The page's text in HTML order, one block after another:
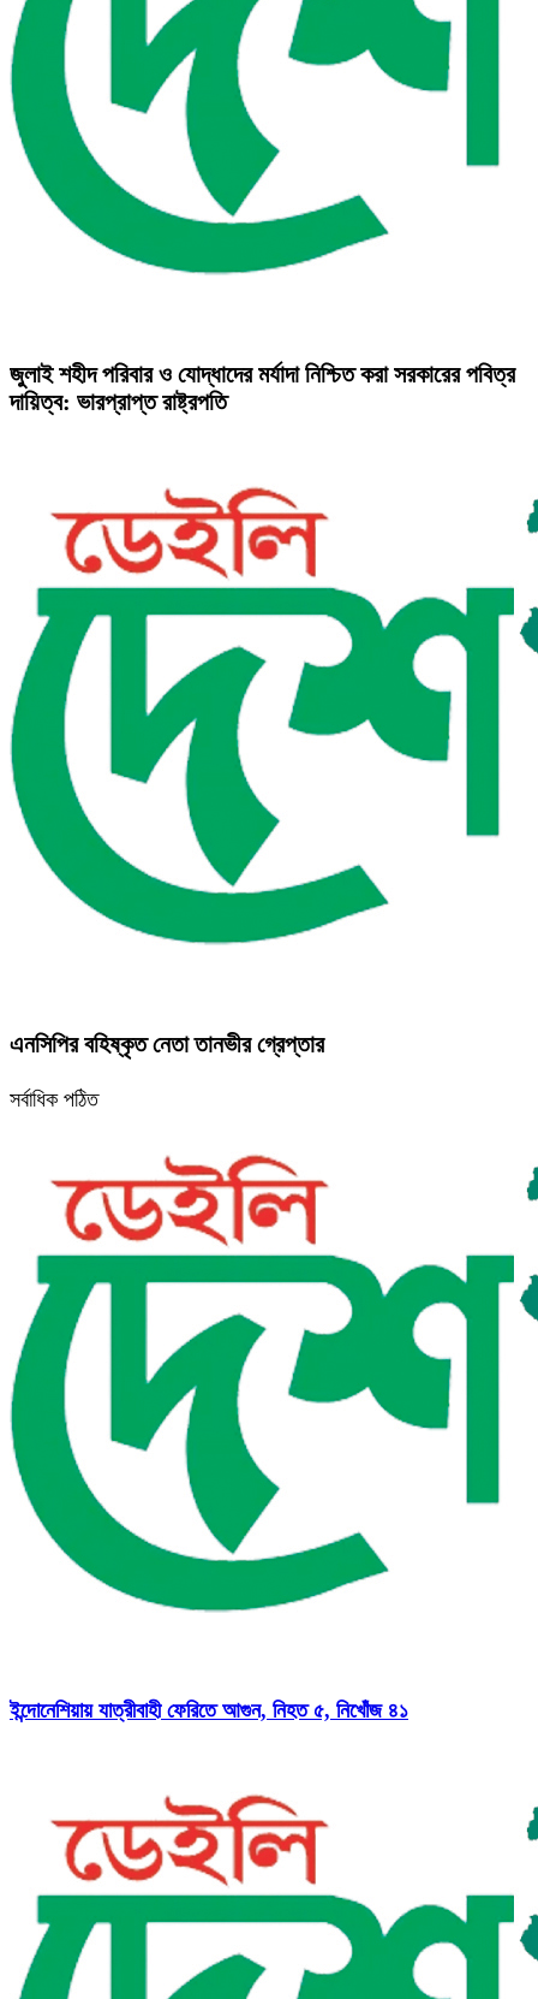
জুলাই শহীদ পরিবার ও যোদ্ধাদের মর্যাদা নিশ্চিত করা সরকারের পবিত্র
দায়িত্ব: ভারপ্রাপ্ত রাষ্ট্রপতি
এনসিপির বহিষ্কৃত নেতা তানভীর গ্রেপ্তার
সর্বাধিক পঠিত
ইন্দোনেশিয়ায় যাত্রীবাহী ফেরিতে আগুন, নিহত ৫, নিখোঁজ ৪১